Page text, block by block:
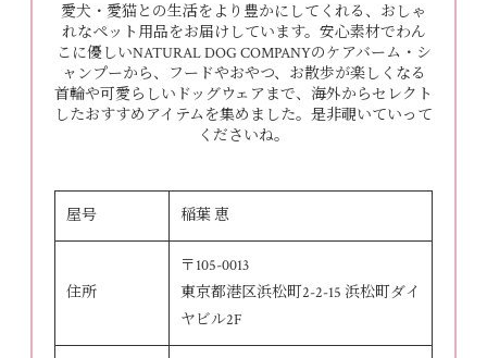
愛犬・愛猫との生活をより豊かにしてくれる、おしゃ
れなペット用品をお届けしています。安心素材でわん
こに優しいNATURAL DOG COMPANYのケアバーム・シ
ャンプーから、フードやおやつ、お散歩が楽しくなる
首輪や可愛らしいドッグウェアまで、海外からセレクト
したおすすめアイテムを集めました。是非覗いていって
くださいね。
屋号 稲葉 恵
住所
〒105-0013
東京都港区浜松町2-2-15 浜松町ダイ
ヤビル2F